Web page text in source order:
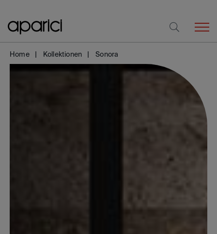
Home Kollektionen Sonora